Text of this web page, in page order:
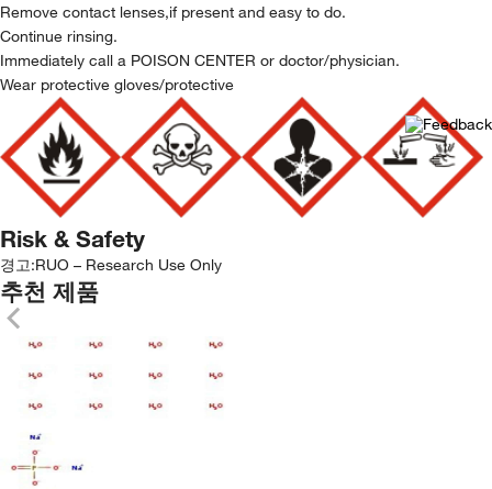
Remove contact lenses,if present and easy to do.
Continue rinsing.
Immediately call a POISON CENTER or doctor/physician.
Wear protective gloves/protective
Risk & Safety
경고:RUO – Research Use Only
추천 제품